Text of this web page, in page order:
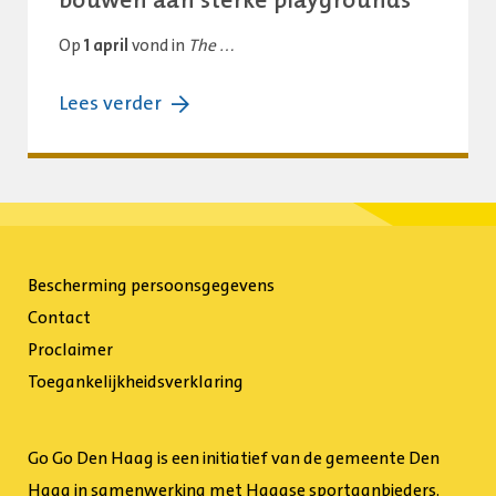
Op 1 april vond in The …
Lees verder over:
Playground
Congres:
samen
aan
Bescherming persoonsgegevens
Contact
Proclaimer
Toegankelijkheidsverklaring
Go Go Den Haag is een initiatief van de gemeente Den
Haag in samenwerking met Haagse sportaanbieders.